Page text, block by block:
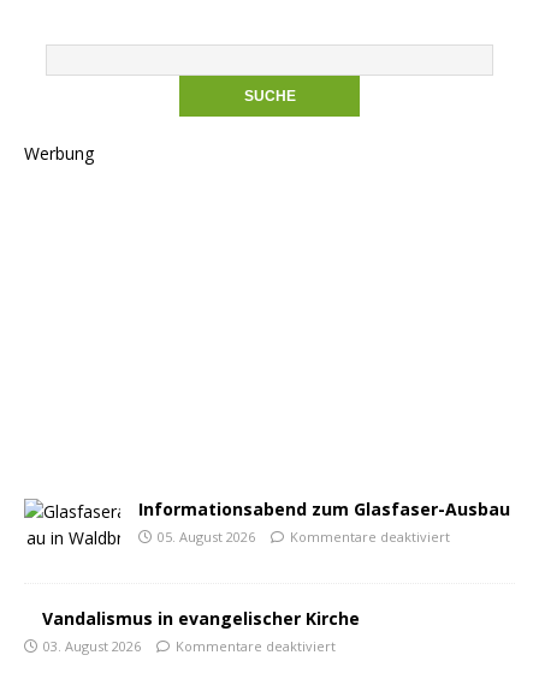
Werbung
Informationsabend zum Glasfaser-Ausbau
05. August 2026 Kommentare deaktiviert
Vandalismus in evangelischer Kirche
03. August 2026 Kommentare deaktiviert